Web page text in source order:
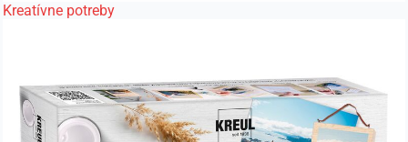
Kreatívne potreby